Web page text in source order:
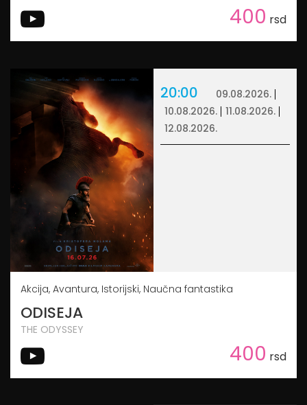
400 rsd
20:00
09.08.2026.
10.08.2026.
11.08.2026.
12.08.2026.
Akcija, Avantura, Istorijski, Naučna fantastika
ODISEJA
THE ODYSSEY
400 rsd